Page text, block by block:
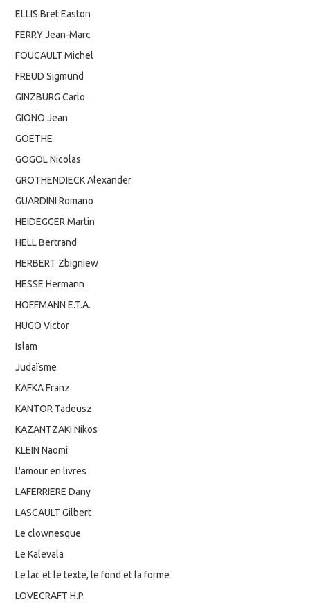
ELLIS Bret Easton
FERRY Jean-Marc
FOUCAULT Michel
FREUD Sigmund
GINZBURG Carlo
GIONO Jean
GOETHE
GOGOL Nicolas
GROTHENDIECK Alexander
GUARDINI Romano
HEIDEGGER Martin
HELL Bertrand
HERBERT Zbigniew
HESSE Hermann
HOFFMANN E.T.A.
HUGO Victor
Islam
Judaïsme
KAFKA Franz
KANTOR Tadeusz
KAZANTZAKI Nikos
KLEIN Naomi
L'amour en livres
LAFERRIERE Dany
LASCAULT Gilbert
Le clownesque
Le Kalevala
Le lac et le texte, le fond et la forme
LOVECRAFT H.P.